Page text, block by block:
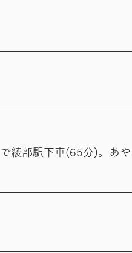
綾部駅下車(65分)。あや